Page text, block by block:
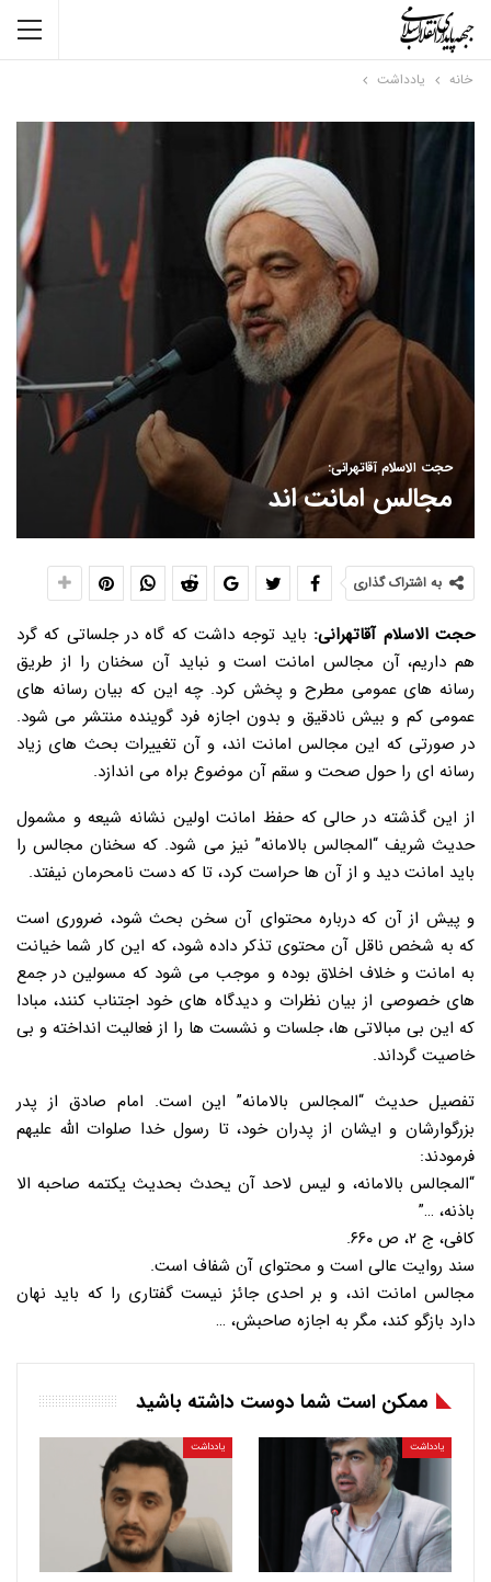
خانه یادداشت
حجت الاسلام آقاتهرانی:
مجالس امانت اند
به اشتراک گذاری
حجت الاسلام آقاتهرانی: باید توجه داشت که گاه در جلساتی که گرد
هم داریم، آن مجالس امانت است و نباید آن سخنان را از طریق
رسانه های عمومی مطرح و پخش کرد. چه این که بیان رسانه های
عمومی کم و بیش نادقیق و بدون اجازه فرد گوینده منتشر می شود.
در صورتی که این مجالس امانت اند، و آن تغییرات بحث های زیاد
رسانه ای را حول صحت و سقم آن موضوع براه می اندازد.
از این گذشته در حالی که حفظ امانت اولین نشانه شیعه و مشمول
حدیث شریف “المجالس بالامانه” نیز می شود. که سخنان مجالس را
باید امانت دید و از آن ها حراست کرد، تا که دست نامحرمان نیفتد.
و پیش از آن که درباره محتوای آن سخن بحث شود، ضروری است
که به شخص ناقل آن محتوی تذکر داده شود، که این‌ کار شما خیانت
به امانت و خلاف اخلاق بوده و موجب می شود که مسولین در جمع
های خصوصی از بیان نظرات و دیدگاه های خود اجتناب کنند، مبادا
که این بی مبالاتی ها، جلسات و نشست ها را از فعالیت انداخته و بی
خاصیت گرداند.
تفصیل حدیث “المجالس بالامانه” این است. امام صادق از پدر
بزرگوارشان و ایشان از پدران خود، تا رسول خدا صلوات الله علیهم
فرمودند:
“المجالس بالامانه، و لیس لاحد آن یحدث بحدیث یکتمه صاحبه الا
باذنه، …”
کافی، ج ۲، ص ۶۶۰.
سند روایت عالی است و محتوای آن شفاف است.
مجالس امانت اند، و بر احدی جائز نیست گفتاری را که باید نهان
دارد بازگو کند، مگر به اجازه صاحبش، …
ممکن است شما دوست داشته باشید
یادداشت یادداشت